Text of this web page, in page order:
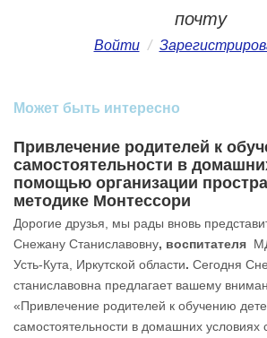
почту
Войти /
Может быть интересно
Привлечение родителей к
самостоятельности в
помощью организации
методике Монтессори
Дорогие друзья, мы рады вновь
Снежану Станиславовну, воспитателя
Усть-Кута, Иркутской области. Сегодня
станиславовна предлагает вашему
«Привлечение родителей к обучению
самостоятельности в домашних